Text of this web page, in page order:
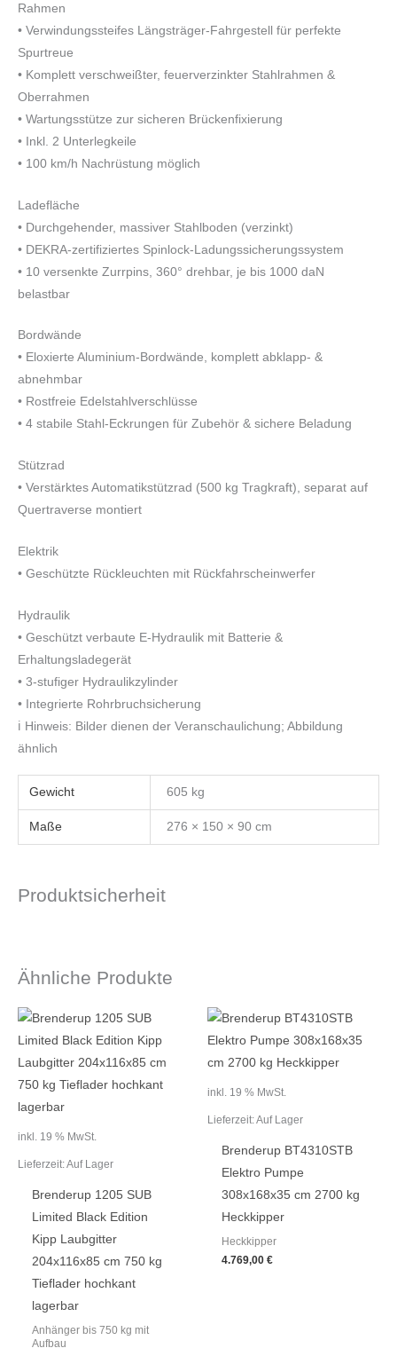
Rahmen
• Verwindungssteifes Längsträger-Fahrgestell für perfekte
Spurtreue
• Komplett verschweißter, feuerverzinkter Stahlrahmen &
Oberrahmen
• Wartungsstütze zur sicheren Brückenfixierung
• Inkl. 2 Unterlegkeile
• 100 km/h Nachrüstung möglich
Ladefläche
• Durchgehender, massiver Stahlboden (verzinkt)
• DEKRA-zertifiziertes Spinlock-Ladungssicherungssystem
• 10 versenkte Zurrpins, 360° drehbar, je bis 1000 daN
belastbar
Bordwände
• Eloxierte Aluminium-Bordwände, komplett abklapp- &
abnehmbar
• Rostfreie Edelstahlverschlüsse
• 4 stabile Stahl-Eckrungen für Zubehör & sichere Beladung
Stützrad
• Verstärktes Automatikstützrad (500 kg Tragkraft), separat auf
Quertraverse montiert
Elektrik
• Geschützte Rückleuchten mit Rückfahrscheinwerfer
Hydraulik
• Geschützt verbaute E-Hydraulik mit Batterie &
Erhaltungsladegerät
• 3-stufiger Hydraulikzylinder
• Integrierte Rohrbruchsicherung
ℹ️ Hinweis: Bilder dienen der Veranschaulichung; Abbildung
ähnlich
Gewicht 605 kg
Maße 276 × 150 × 90 cm
Produktsicherheit
Ähnliche Produkte
inkl. 19 % MwSt.
Lieferzeit:Auf Lager
Brenderup 1205 SUB
Limited Black Edition
Kipp Laubgitter
204x116x85 cm 750 kg
Tieflader hochkant
lagerbar
Anhänger bis 750 kg mit
Aufbau
inkl. 19 % MwSt.
Lieferzeit:Auf Lager
Brenderup BT4310STB
Elektro Pumpe
308x168x35 cm 2700 kg
Heckkipper
Heckkipper
4.769,00€